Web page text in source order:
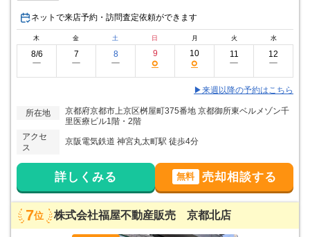
ネットで来店予約・訪問査定依頼ができます
木 金 土 日 月 火 水
8/6
ー
7
ー
8
ー
9
○
10
○
11
ー
12
ー
▶来週以降の予約はこちら
所在地
京都府京都市上京区桝屋町375番地 京都御所東ベルメゾン千
里医療ビル1階・2階
アクセ
ス
京阪電気鉄道 神宮丸太町駅 徒歩4分
詳しくみる 無料 売却相談する
7位 株式会社福屋不動産販売 京都北店